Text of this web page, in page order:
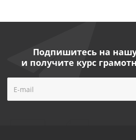
Подпишитесь на
и получите курс